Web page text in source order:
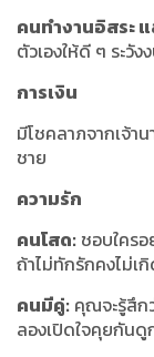
คนทำงานอิสระ
ตัวเองให้ดี ๆ ระวั
การเงิน
มีโชคลาภจากเจ้
ชาย
ความรัก
คนโสด: ชอบใคร
ถ้าไม่ทักรักคงไม่เ
คนมีคู่: คุณจะรู้สึก
ลองเปิดใจคุยกัน